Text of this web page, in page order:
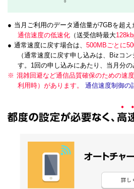
● 当月ご利用のデータ通信量が7GBを超
通信速度の低速化（送受信時最大
● 通常速度に戻す場合は、 500MBごとに
（通常速度に戻す申し込みは、
Bizコン
す。1回の申し込みにあたり、当月分の
※ 混雑回避など通信品質確保のための速
利用時）があります。
通信速度制御の